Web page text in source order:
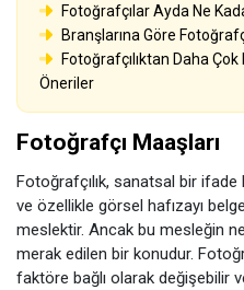
Fotoğrafçılar Ayda Ne
Branşlarına Göre
Fotoğrafçılıktan Daha
Öneriler
Fotoğrafçı Maaşları
Fotoğrafçılık, sanatsal bir
ve özellikle görsel hafızayı
meslektir. Ancak bu mesleğin ne
merak edilen bir konudur.
faktöre bağlı olarak değişebilir